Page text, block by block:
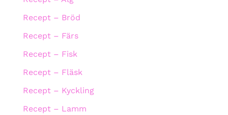
Recept – Bröd
Recept – Färs
Recept – Fisk
Recept – Fläsk
Recept – Kyckling
Recept – Lamm